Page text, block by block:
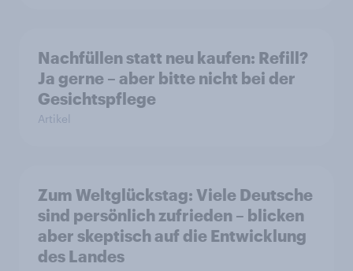
Nachfüllen statt neu kaufen: Refill?
Ja gerne – aber bitte nicht bei der
Gesichtspflege
Artikel
Zum Weltglückstag: Viele Deutsche
sind persönlich zufrieden – blicken
aber skeptisch auf die Entwicklung
des Landes